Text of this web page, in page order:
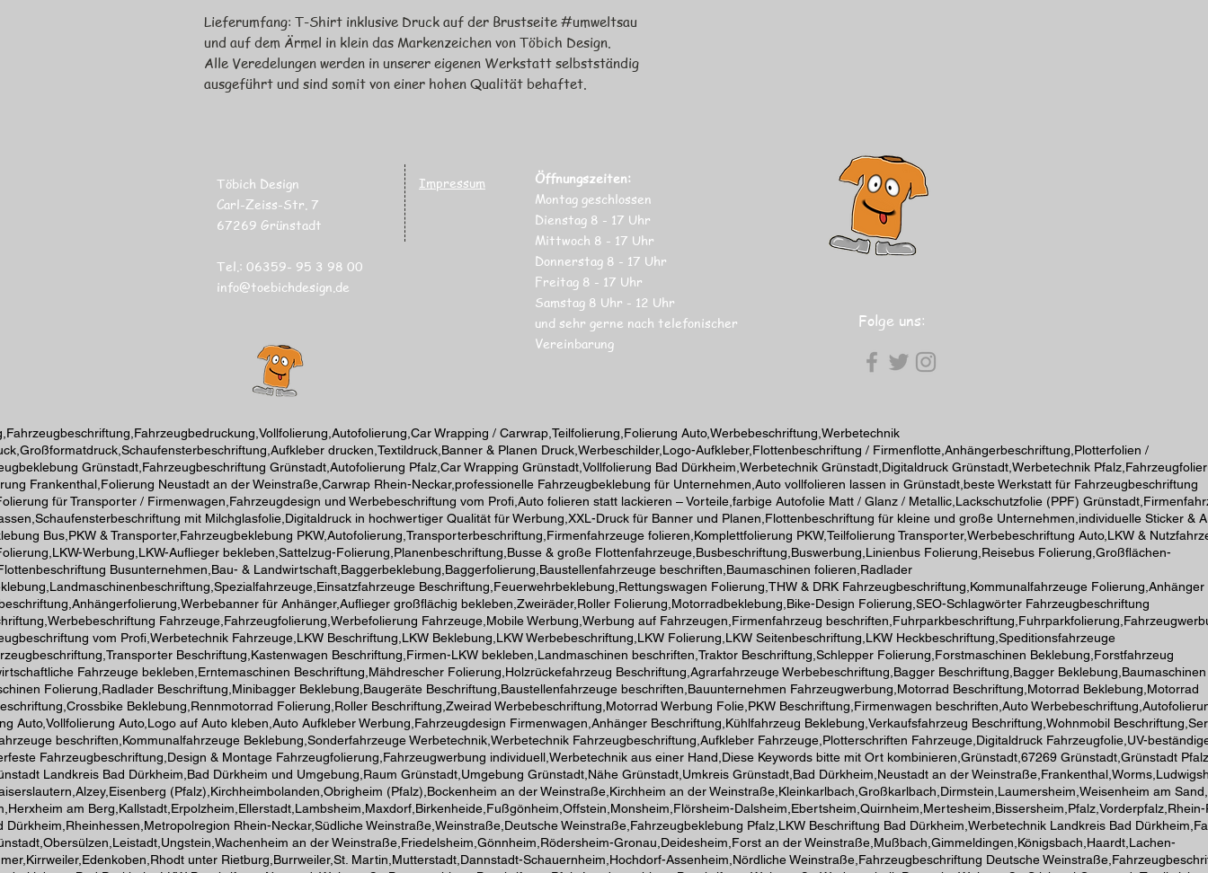
Lieferumfang: T-Shirt inklusive Druck auf der Brustseite #umweltsau
und auf dem Ärmel in klein das Markenzeichen von Töbich Design.
Alle Veredelungen werden in unserer eigenen Werkstatt selbstständig
ausgeführt und sind somit von einer hohen Qualität behaftet.
Töbich Design
Carl-Zeiss-Str. 7
67269 Grünstadt
Tel.: 06359- 95 3 98 00
info@toebichdesign.de
Impressum
Öffnungszeiten:
Montag geschlossen
Dienstag 8 - 17 Uhr
Mittwoch 8 - 17 Uhr
Donnerstag 8 - 17 Uhr
Freitag 8 - 17 Uhr
Samstag 8 Uhr - 12 Uhr
und sehr gerne nach telefonischer
Vereinbarung
Folge uns:
Wrapping / Carwrap,Teilfolierung,Folierung Auto,Werbebeschriftung,Werbetechnik
drucken,Textildruck,Banner & Planen Druck,Werbeschilder,Logo-Aufkleber,Flottenbeschriftung / Firmenflotte,Anhängerbeschriftung,Plotterfolien /
Grünstadt,Fahrzeugbeschriftung Grünstadt,Autofolierung Pfalz,Car Wrapping Grünstadt,Vollfolierung Bad Dürkheim,Werbetechnik Grünstadt,Digitaldruck Grünstadt,Werbetechnik
Frankenthal,Folierung Neustadt an der Weinstraße,Carwrap Rhein-Neckar,professionelle Fahrzeugbeklebung für Unternehmen,Auto vollfolieren lassen in Grünstadt,beste Werkstatt für Fahrzeugbeschriftung
für Transporter / Firmenwagen,Fahrzeugdesign und Werbebeschriftung vom Profi,Auto folieren statt lackieren – Vorteile,farbige Autofolie Matt / Glanz / Metallic,Lackschutzfolie (PPF)
mit Milchglasfolie,Digitaldruck in hochwertiger Qualität für Werbung,XXL-Druck für Banner und Planen,Flottenbeschriftung für kleine und große Unternehmen,individuelle Sticker &
Bus,PKW & Transporter,Fahrzeugbeklebung PKW,Autofolierung,Transporterbeschriftung,Firmenfahrzeuge folieren,Komplettfolierung PKW,Teilfolierung Transporter,Werbebeschriftung Auto,LKW &
Werbung,LKW-Auflieger bekleben,Sattelzug-Folierung,Planenbeschriftung,Busse & große Flottenfahrzeuge,Busbeschriftung,Buswerbung,Linienbus Folierung,Reisebus Folierung,Großflächen-
Busunternehmen,Bau- & Landwirtschaft,Baggerbeklebung,Baggerfolierung,Baustellenfahrzeuge beschriften,Baumaschinen folieren,Radlader
Beschriftung,Feuerwehrbeklebung,Rettungswagen Folierung,THW & DRK Fahrzeugbeschriftung,Kommunalfahrzeuge Folierung,Anhänger
für Anhänger,Auflieger großflächig bekleben,Zweiräder,Roller Folierung,Motorradbeklebung,Bike-Design Folierung,SEO-Schlagwörter Fahrzeugbeschriftung
Fahrzeuge,Fahrzeugfolierung,Werbefolierung Fahrzeuge,Mobile Werbung,Werbung auf Fahrzeugen,Firmenfahrzeug
vom Profi,Werbetechnik Fahrzeuge,LKW Beschriftung,LKW Beklebung,LKW Werbebeschriftung,LKW Folierung,LKW Seitenbeschriftung,LKW Heckbeschriftung,Speditionsfahrzeuge
Beschriftung,Kastenwagen Beschriftung,Firmen-LKW bekleben,Landmaschinen beschriften,Traktor Beschriftung,Schlepper Folierung,Forstmaschinen Beklebung,Forstfahrzeug
Fahrzeuge bekleben,Erntemaschinen Beschriftung,Mähdrescher Folierung,Holzrückefahrzeug Beschriftung,Agrarfahrzeuge Werbebeschriftung,Bagger Beschriftung,Bagger Beklebung,Baumaschinen
Folierung,Radlader Beschriftung,Minibagger Beklebung,Baugeräte Beschriftung,Baustellenfahrzeuge beschriften,Bauunternehmen Fahrzeugwerbung,Motorrad Beschriftung,Motorrad Beklebung,Motorrad
Beklebung,Rennmotorrad Folierung,Roller Beschriftung,Zweirad Werbebeschriftung,Motorrad Werbung Folie,PKW Beschriftung,Firmenwagen beschriften,Auto
Auto,Vollfolierung Auto,Logo auf Auto kleben,Auto Aufkleber Werbung,Fahrzeugdesign Firmenwagen,Anhänger Beschriftung,Kühlfahrzeug Beklebung,Verkaufsfahrzeug Beschriftung,Wohnmobil
beschriften,Kommunalfahrzeuge Beklebung,Sonderfahrzeuge Werbetechnik,Werbetechnik Fahrzeugbeschriftung,Aufkleber Fahrzeuge,Plotterschriften Fahrzeuge,Digitaldruck Fahrzeugfolie,UV-
Fahrzeugbeschriftung,Design & Montage Fahrzeugfolierung,Fahrzeugwerbung individuell,Werbetechnik aus einer Hand,Diese Keywords bitte mit Ort kombinieren,Grünstadt,67269 Grünstadt,Grünstadt
Landkreis Bad Dürkheim,Bad Dürkheim und Umgebung,Raum Grünstadt,Umgebung Grünstadt,Nähe Grünstadt,Umkreis Grünstadt,Bad Dürkheim,Neustadt an der
(Pfalz),Kirchheimbolanden,Obrigheim (Pfalz),Bockenheim an der Weinstraße,Kirchheim an der Weinstraße,Kleinkarlbach,Großkarlbach,Dirmstein,Laumersheim,Weisenheim am
am Berg,Kallstadt,Erpolzheim,Ellerstadt,Lambsheim,Maxdorf,Birkenheide,Fußgönheim,Offstein,Monsheim,Flörsheim-Dalsheim,Ebertsheim,Quirnheim,Mertesheim,Bissersheim,Pfalz,Vorderpfalz,Rhein-
Dürkheim,Rheinhessen,Metropolregion Rhein-Neckar,Südliche Weinstraße,Weinstraße,Deutsche Weinstraße,Fahrzeugbeklebung Pfalz,LKW Beschriftung Bad Dürkheim,Werbetechnik Landkreis Bad
an der Weinstraße,Friedelsheim,Gönnheim,Rödersheim-Gronau,Deidesheim,Forst an der Weinstraße,Mußbach,Gimmeldingen,Königsbach,Haardt,Lachen-
unter Rietburg,Burrweiler,St. Martin,Mutterstadt,Dannstadt-Schauernheim,Hochdorf-Assenheim,Nördliche Weinstraße,Fahrzeugbeschriftung Deutsche